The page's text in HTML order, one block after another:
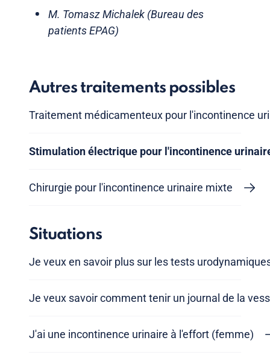
M. Tomasz Michalek (Bureau des
patients EPAG)
Autres traitements possibles
Traitement médicamenteux pour l'incontinence
Stimulation électrique pour l'incontinence
Chirurgie pour l'incontinence urinaire mixte
Situations
Je veux en savoir plus sur les tests
Je veux savoir comment tenir un journal de la
J'ai une incontinence urinaire à l'effort (femme)